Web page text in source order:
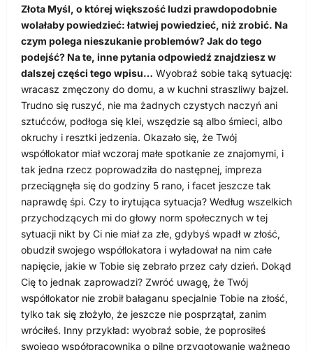
Złota Myśl, o której większość ludzi prawdopodobnie
wolałaby powiedzieć: łatwiej powiedzieć, niż zrobić. Na
czym polega nieszukanie problemów? Jak do tego
podejść? Na te, inne pytania odpowiedź znajdziesz w
dalszej części tego wpisu… Wyobraź sobie taką sytuację:
wracasz zmęczony do domu, a w kuchni straszliwy bajzel.
Trudno się ruszyć, nie ma żadnych czystych naczyń ani
sztućców, podłoga się klei, wszędzie są albo śmieci, albo
okruchy i resztki jedzenia. Okazało się, że Twój
współlokator miał wczoraj małe spotkanie ze znajomymi, i
tak jedna rzecz poprowadziła do następnej, impreza
przeciągnęła się do godziny 5 rano, i facet jeszcze tak
naprawdę śpi. Czy to irytująca sytuacja? Według wszelkich
przychodzących mi do głowy norm społecznych w tej
sytuacji nikt by Ci nie miał za złe, gdybyś wpadł w złość,
obudził swojego współlokatora i wyładował na nim całe
napięcie, jakie w Tobie się zebrało przez cały dzień. Dokąd
Cię to jednak zaprowadzi? Zwróć uwagę, że Twój
współlokator nie zrobił bałaganu specjalnie Tobie na złość,
tylko tak się złożyło, że jeszcze nie posprzątał, zanim
wróciłeś. Inny przykład: wyobraź sobie, że poprosiłeś
swojego współpracownika o pilne przygotowanie ważnego